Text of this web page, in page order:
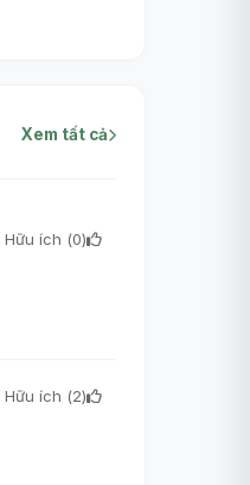
Xem tất cả
Hữu ích (0)
Hữu ích (2)